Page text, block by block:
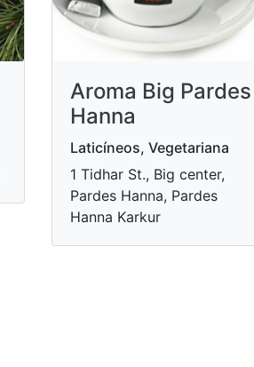
Aroma Big Pardes
Hanna
Laticíneos, Vegetariana
1 Tidhar St., Big center,
Pardes Hanna, Pardes
Hanna Karkur